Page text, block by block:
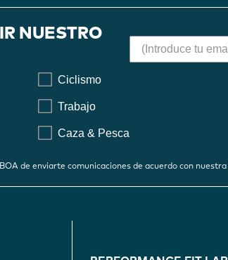
NUESTRO
Ciclismo
Trabajo
Caza & Pesca
de enviarte comunicaciones de acuerdo con nuestra